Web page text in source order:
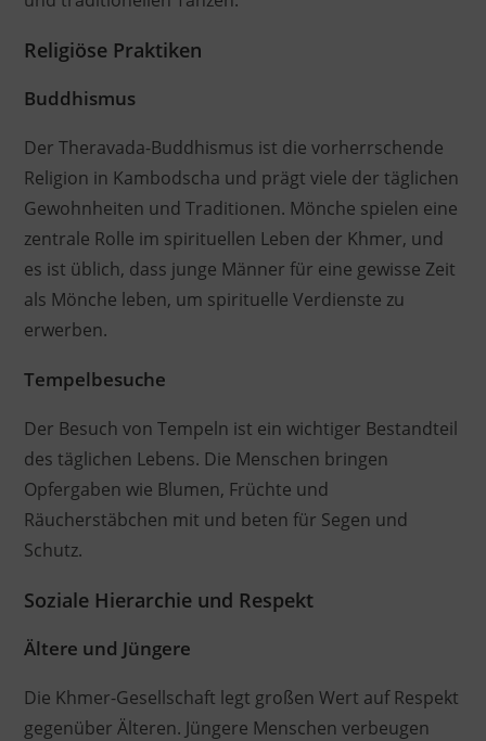
Religiöse Praktiken
Buddhismus
Der Theravada-Buddhismus ist die vorherrschende
Religion in Kambodscha und prägt viele der täglichen
Gewohnheiten und Traditionen. Mönche spielen eine
zentrale Rolle im spirituellen Leben der Khmer, und
es ist üblich, dass junge Männer für eine gewisse Zeit
als Mönche leben, um spirituelle Verdienste zu
erwerben.
Tempelbesuche
Der Besuch von Tempeln ist ein wichtiger Bestandteil
des täglichen Lebens. Die Menschen bringen
Opfergaben wie Blumen, Früchte und
Räucherstäbchen mit und beten für Segen und
Schutz.
Soziale Hierarchie und Respekt
Ältere und Jüngere
Die Khmer-Gesellschaft legt großen Wert auf Respekt
gegenüber Älteren. Jüngere Menschen verbeugen